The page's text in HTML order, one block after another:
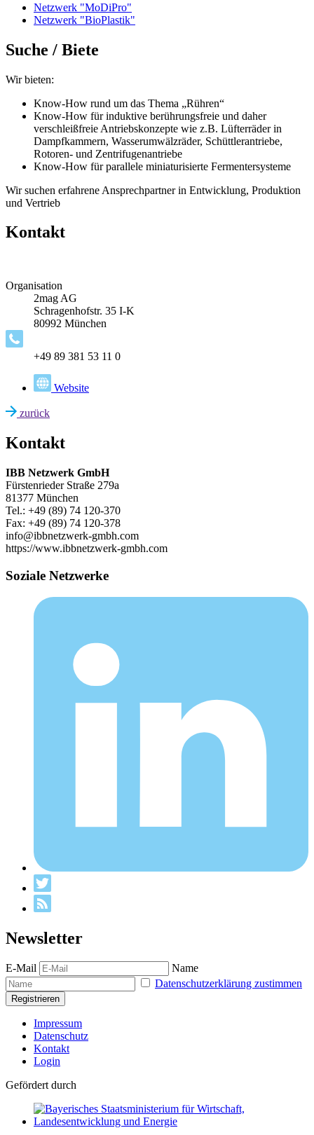
Netzwerk "MoDiPro"
Netzwerk "BioPlastik"
Suche / Biete
Wir bieten:
Know-How rund um das Thema „Rühren“
Know-How für induktive berührungsfreie und daher
verschleißfreie Antriebskonzepte wie z.B. Lüfterräder in
Dampfkammern, Wasserumwälzräder, Schüttlerantriebe,
Rotoren- und Zentrifugenantriebe
Know-How für parallele miniaturisierte Fermentersysteme
Wir suchen erfahrene Ansprechpartner in Entwicklung, Produktion
und Vertrieb
Kontakt
Organisation
2mag AG
Schragenhofstr. 35 I-K
80992 München
+49 89 381 53 11 0
Website
zurück
Kontakt
IBB Netzwerk GmbH
Fürstenrieder Straße 279a
81377 München
Tel.: +49 (89) 74 120-370
Fax: +49 (89) 74 120-378
info@ibbnetzwerk-gmbh.com
https://www.ibbnetzwerk-gmbh.com
Soziale Netzwerke
Newsletter
E-Mail
Name
Datenschutzerklärung zustimmen
Impressum
Datenschutz
Kontakt
Login
Gefördert durch